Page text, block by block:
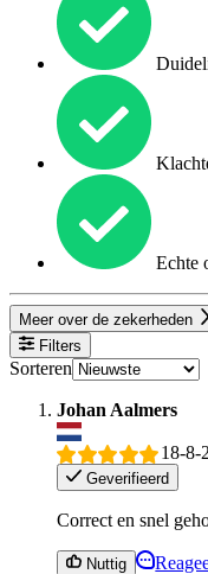
Echte
Meer over de zekerheden
Filters
Sorteren
Johan Aalmers
18-8-
Geverifieerd
Correct en snel
Nuttig